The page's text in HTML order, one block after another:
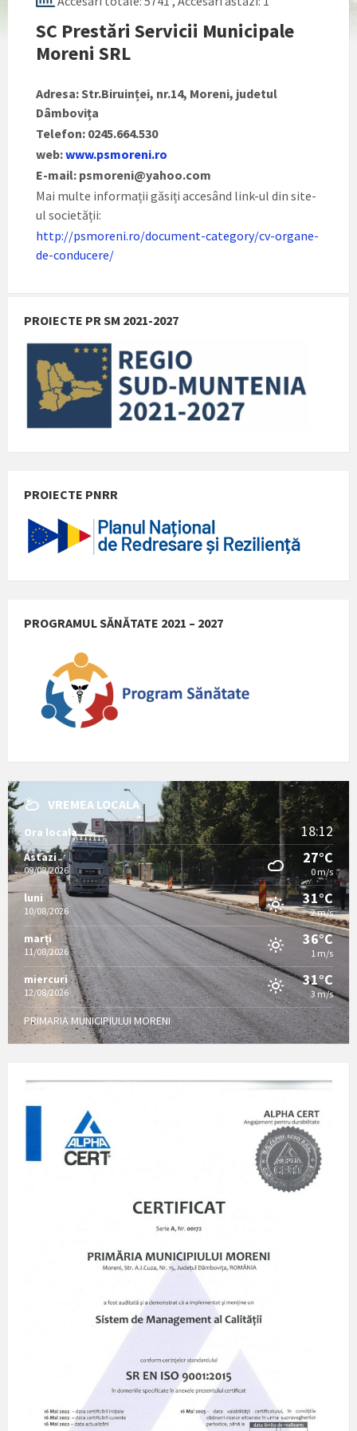
SC Prestări Servicii Municipale
Moreni SRL
Adresa: Str.Biruinței, nr.14, Moreni, judetul
Dâmbovița
Telefon: 0245.664.530
web:www.psmoreni.ro
E-mail: psmoreni@yahoo.com
Mai multe informații găsiți accesând link-ul din site-
ul societății:
http://psmoreni.ro/document-category/cv-organe-
de-conducere/
PROIECTE PR SM 2021-2027
PROIECTE PNRR
PROGRAMUL SĂNĂTATE 2021 – 2027
VREMEA LOCALA
Ora locala 18:12
Astazi
09/08/2026
27°C
0 m/s
luni
10/08/2026
31°C
2 m/s
marți
11/08/2026
36°C
1 m/s
miercuri
12/08/2026
31°C
3 m/s
PRIMARIA MUNICIPIULUI MORENI